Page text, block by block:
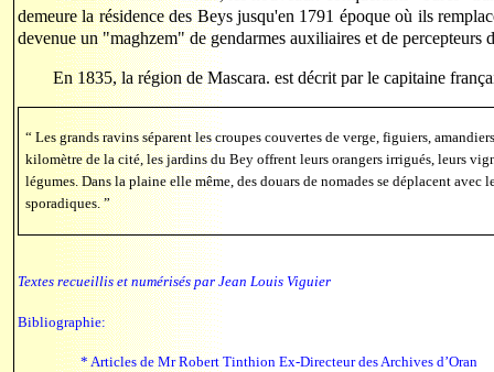
demeure la résidence des Beys jusqu'en 1791 époque où ils
devenue un "maghzem" de gendarmes auxiliaires et de percepteurs
En 1835, la région de Mascara. est décrit par le capitaine
“ Les grands ravins séparent les croupes couvertes de verge, figuiers,
kilomètre de la cité, les jardins du Bey offrent leurs orangers irrigués, leurs
légumes. Dans la plaine elle même, des douars de nomades se déplacent
sporadiques. ”
Textes recueillis et numérisés par Jean Louis Viguier
Bibliographie:
* Articles de Mr Robert Tinthion Ex-Directeur des Archives d’Oran